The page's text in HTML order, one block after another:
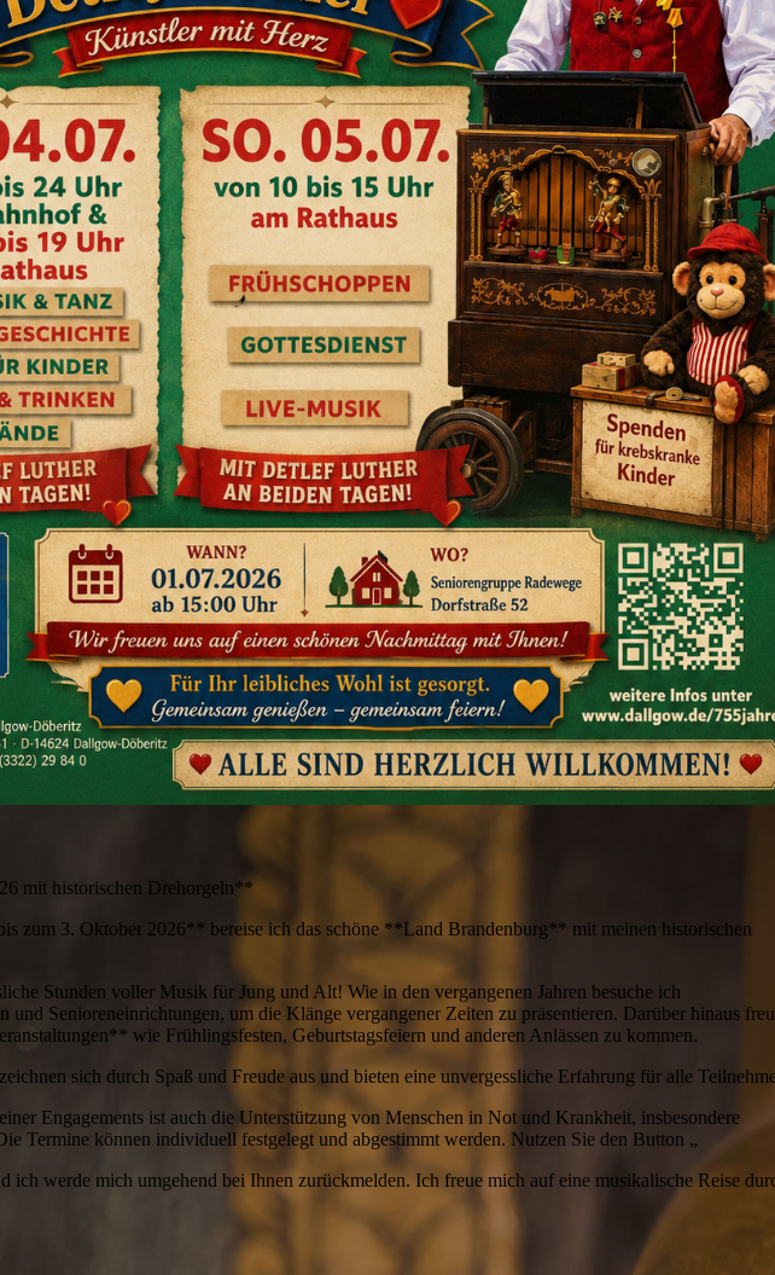
mit historischen Drehorgeln**
zum 3. Oktober 2026** bereise ich das schöne **Land Brandenburg** mit meinen historischen
Stunden voller Musik für Jung und Alt! Wie in den vergangenen Jahren besuche ich
und Senioreneinrichtungen, um die Klänge vergangener Zeiten zu präsentieren. Darüber hinaus
wie Frühlingsfesten, Geburtstagsfeiern und anderen Anlässen zu kommen.
sich durch Spaß und Freude aus und bieten eine unvergessliche Erfahrung für alle
Engagements ist auch die Unterstützung von Menschen in Not und Krankheit, insbesondere
Termine können individuell festgelegt und abgestimmt werden. Nutzen Sie den Button „
ich werde mich umgehend bei Ihnen zurückmelden. Ich freue mich auf eine musikalische Reise